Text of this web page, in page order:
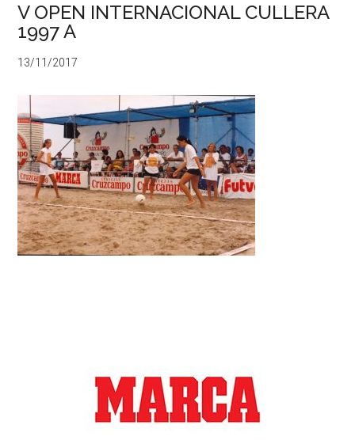
V OPEN INTERNACIONAL CULLERA
1997 A
13/11/2017